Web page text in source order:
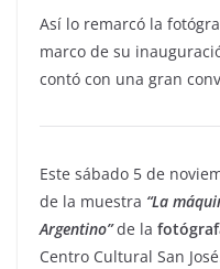
Así lo remarcó la
marco de su
contó con una gran
Este sábado 5 de
de la muestra “La
Argentino” de la
Centro Cultural San